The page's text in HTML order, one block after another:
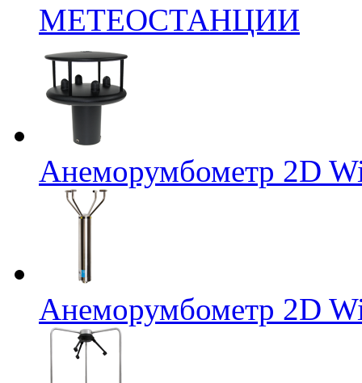
МЕТЕОСТАНЦИИ
Анеморумбометр 2D
Анеморумбометр 2D